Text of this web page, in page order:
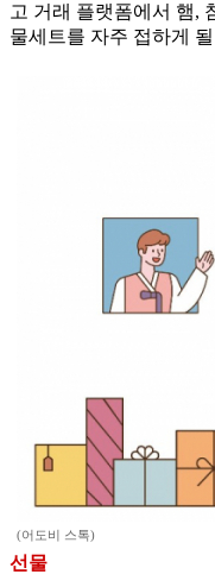
고 거래 플랫폼에서 햄,
물세트를 자주 접하게
(어도비 스톡)
선물